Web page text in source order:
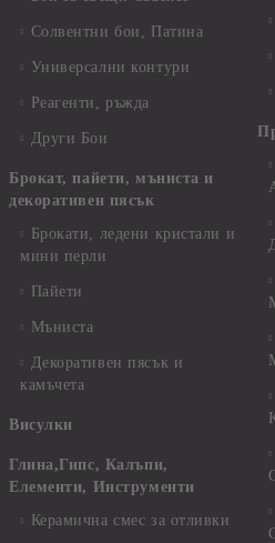
Солвентни бои, Патина
Универсални контури
Реагенти, ръжда
Други Бои
Брокат, пайети, мъниста и
декоративен пясък
Брокати, ледени кристали и
мини перли
Пайети
Мъниста
Декоративен пясък и
камъчета
Висулки
Глина,Гипс, Калъпи,
Елементи, Инструменти
Керамична смес за отливки